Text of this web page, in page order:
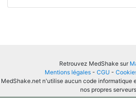
Retrouvez MedShake sur
Mentions légales - CGU -
MedShake.net n'utilise aucun code informatique
nos propres